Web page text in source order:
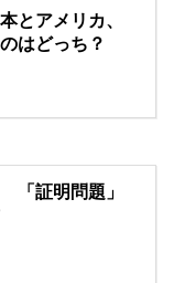
とアメリカ、
はどっち？
「証明問題」